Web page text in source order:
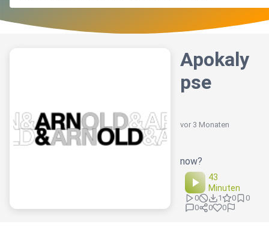
Apokaly
pse
vor 3 Monaten
now?
43
Minuten
0 1 0
0
0
0 0